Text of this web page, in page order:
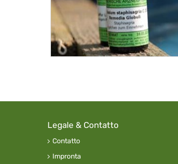
Legale & Contatto
Contatto
Impronta